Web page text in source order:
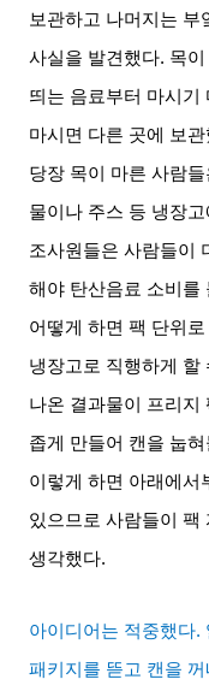
보관하고 나머지는 부
사실을 발견했다. 목
띄는 음료부터 마시기
마시면 다른 곳에 보
당장 목이 마른 사람
물이나 주스 등 냉장
조사원들은 사람들이
해야 탄산음료 소비를
어떻게 하면 팩 단위
냉장고로 직행하게 할
나온 결과물이 프리지
좁게 만들어 캔을 눕
이렇게 하면 아래에서
있으므로 사람들이 팩
생각했다.
아이디어는 적중했다.
패키지를 뜯고 캔을